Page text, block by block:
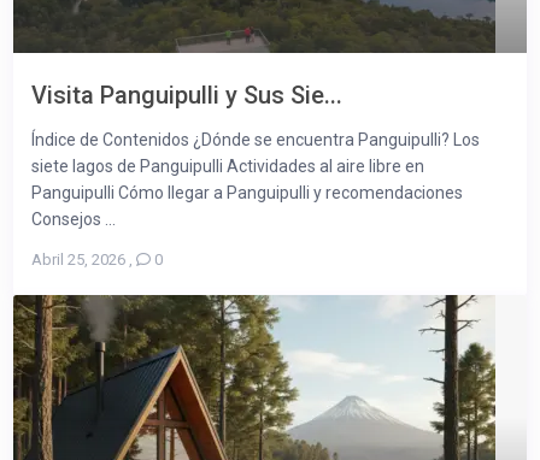
Visita Panguipulli y Sus Sie...
Índice de Contenidos ¿Dónde se encuentra Panguipulli? Los
siete lagos de Panguipulli Actividades al aire libre en
Panguipulli Cómo llegar a Panguipulli y recomendaciones
Consejos ...
Abril 25, 2026 , 0